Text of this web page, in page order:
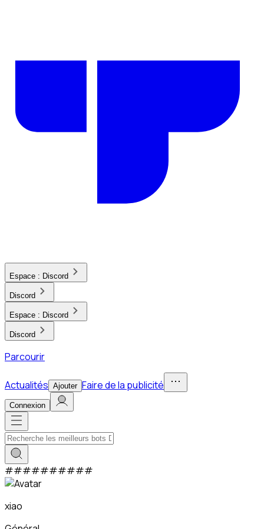
Espace : Discord
Discord
Espace : Discord
Discord
Parcourir
Actualités Ajouter Faire de la publicité
Connexion
##########
xiao